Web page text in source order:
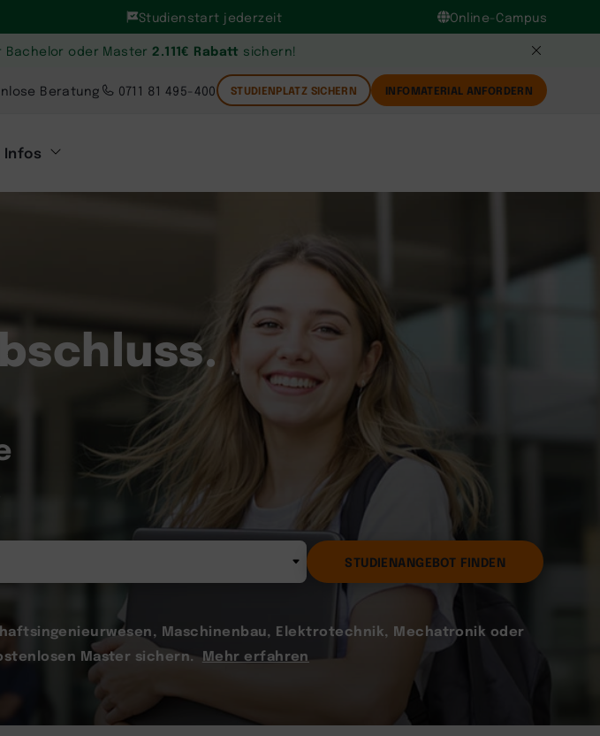
Studienstart jederzeit Online-Campus
Bachelor oder Master2.111€ Rabatt sichern!
Beratung 0711 81 495-400 STUDIENPLATZ SICHERN INFOMATERIAL ANFORDERN
Infos
STUDIENANGEBOT FINDEN
Maschinenbau, Elektrotechnik, Mechatronik oder
Master sichern. Mehr erfahren